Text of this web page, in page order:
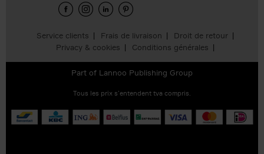
Service clients Frais de livraison
Droit de retour
Privacy & cookies
Conditions générales
Part of Lannoo Publishing Group
Tous les prix s’entendent tva compris.